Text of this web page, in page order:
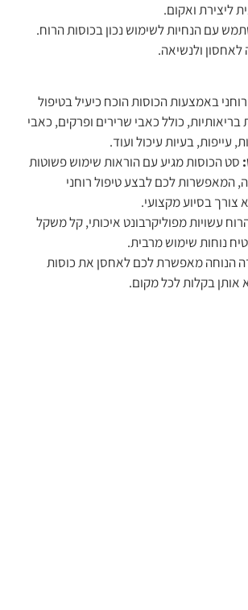
ליצירת ואקום.
עם הנחיות לשימוש נכון בכוסות הרוח.
לאחסון ולנשיאה.
באמצעות הכוסות הוכח כיעיל בטיפול
בריאותיות, כולל כאבי שרירים ופרקים, כאבי
עייפות, בעיות עיכול ועוד.
סט הכוסות מגיע עם הוראות שימוש פשוטות
המאפשרות לכם לבצע טיפול רוחני
צורך בסיוע מקצועי.
עשויות מפוליקרבונט איכותי, קל משקל
נוחות שימוש מרבית.
הנוחה מאפשרת לכם לאחסן את כוסות
אותן בקלות לכל מקום.